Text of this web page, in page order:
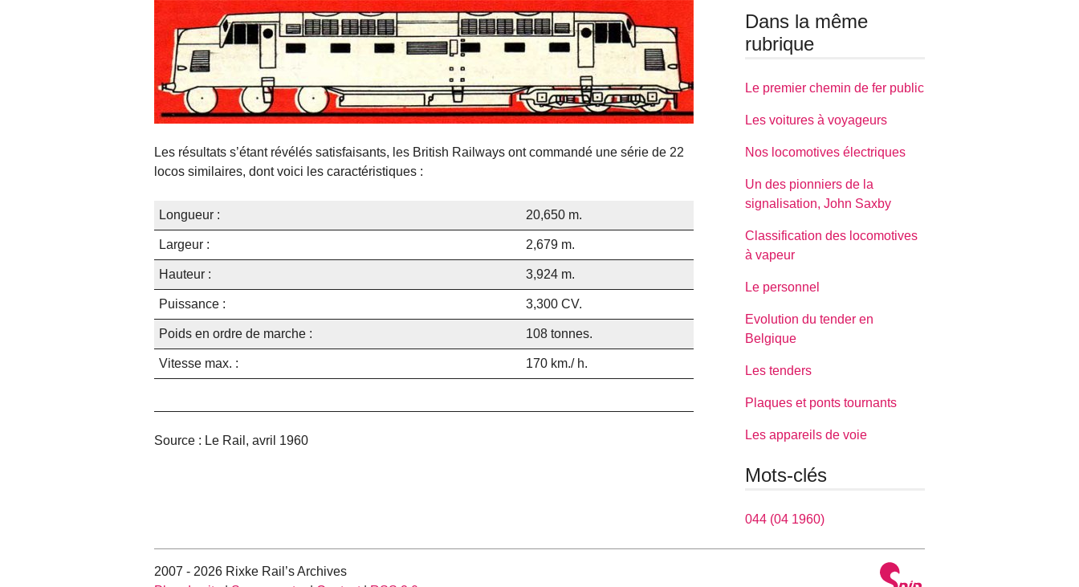
Les résultats s’étant révélés satisfaisants, les British Railways ont commandé une série de 22
locos similaires, dont voici les caractéristiques :
Longueur : 20,650 m.
Largeur : 2,679 m.
Hauteur : 3,924 m.
Puissance : 3,300 CV.
Poids en ordre de marche : 108 tonnes.
Vitesse max. : 170 km./ h.
Source : Le Rail, avril 1960
Dans la même
rubrique
Le premier chemin de fer public
Les voitures à voyageurs
Nos locomotives électriques
Un des pionniers de la
signalisation, John Saxby
Classification des locomotives
à vapeur
Le personnel
Evolution du tender en
Belgique
Les tenders
Plaques et ponts tournants
Les appareils de voie
Mots-clés
044 (04 1960)
2007 - 2026 Rixke Rail’s Archives